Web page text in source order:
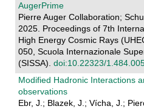
AugerPrime
Pierre Auger Collaboration;
2025. Proceedings of 7th
High Energy Cosmic Rays
050, Scuola Internazionale
(SISSA). doi:10.22323/
Modified Hadronic Interactions
observations
Ebr, J.; Blazek, J.; Vícha, J.;